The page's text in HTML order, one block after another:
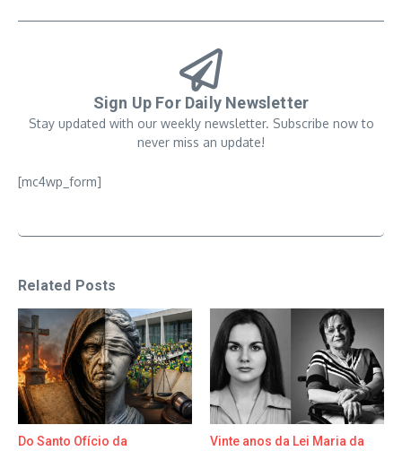
Sign Up For Daily Newsletter
Stay updated with our weekly newsletter. Subscribe now to
never miss an update!
[mc4wp_form]
Related Posts
Do Santo Ofício da
Vinte anos da Lei Maria da